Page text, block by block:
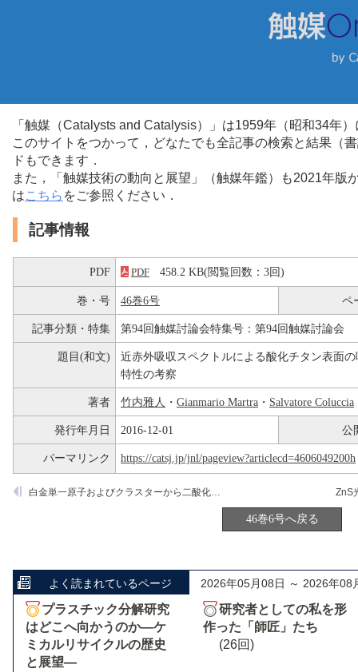
「触媒（Catalysts and Catalysis）」は1959年（昭和34年
このサイトをつかって，どなたでも全記事の検索と結果（
ドもできます．
また，「触媒技術の動向と展望」（触媒年鑑）も2021年
はこちら をご参照ください．
記事情報
PDF PDF 458.2 KB(閲覧回数：3回)
巻・号 46巻6号 ペ
記事分類・特集 第94回触媒討論会特集号：第94回触媒討論会
題目(和文)
近赤外吸収スペクトルによる酸化チタン表面
特性の考察
著者 竹内雅人 ・ Gianmario Martra ・ Salvatore Coluccia
発行年月日 2016-12-01 公
パーマリンク https://catsj.jp/jnl/pageview?articlecd=4606049200h
白金単一原子およびクラスターから二酸化チタンへの電荷移動のケルビン力顕微鏡による観察
46巻6号へ戻る
よく読まれているページ 2026年05月08日 ～ 2026年08
プラスチック分解研究
はどこへ向かうのか―ケ
ミカルリサイクルの歴史
と展望―
研究者としての私を形
作った「師匠」たち
(26回)